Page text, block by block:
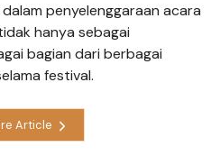
penyelenggaraan acara
hanya sebagai
bagian dari berbagai
festival.
Article